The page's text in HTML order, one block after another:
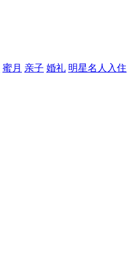
蜜月 亲子 婚礼 明星名人入住